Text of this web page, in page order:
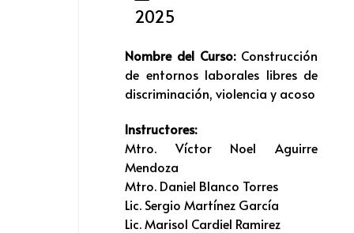
2025
Nombre del Curso:Construcción
de entornos laborales libres de
discriminación, violencia y acoso
Instructores:
Mtro. Víctor Noel Aguirre
Mendoza
Mtro. Daniel Blanco Torres
Lic. Sergio Martínez García
Lic. Marisol Cardiel Ramirez